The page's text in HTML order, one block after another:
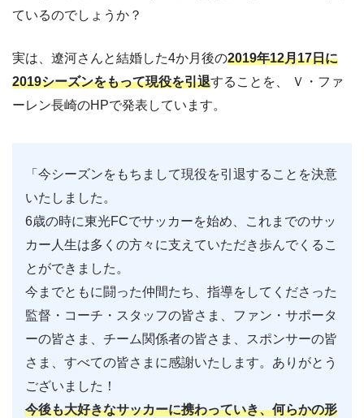
ているのでしょうか？
実は、遼河さんと結婚した4か月後の2019年12月17日に
2019シーズンをもって現役を引退することを、 Ｖ・ファ
ーレン長崎のHPで発表しています。
「今シーズンをもちまして現役を引退することを決意
いたしました。
6歳の時に東光FCでサッカーを始め、これまでのサッ
カー人生は多くの方々に支えていただき歩んでくるこ
とができました。
今までともに闘った仲間たち、指導をしてくださった
監督・コーチ・スタッフの皆さま、ファン・サポータ
ーの皆さま、チーム関係者の皆さま、スポンサーの皆
さま、すべての皆さまに感謝いたします。ありがとう
ございました！
今後も大好きなサッカーに携わっていき、何らかの形